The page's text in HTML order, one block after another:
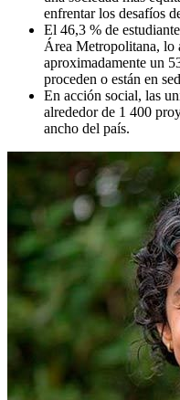
enfrentar los desafíos
El 46,3 % de
Área Metropolitana, lo
aproximadamente un
proceden o están en
En acción social, las
alrededor de 1 400
ancho del país.